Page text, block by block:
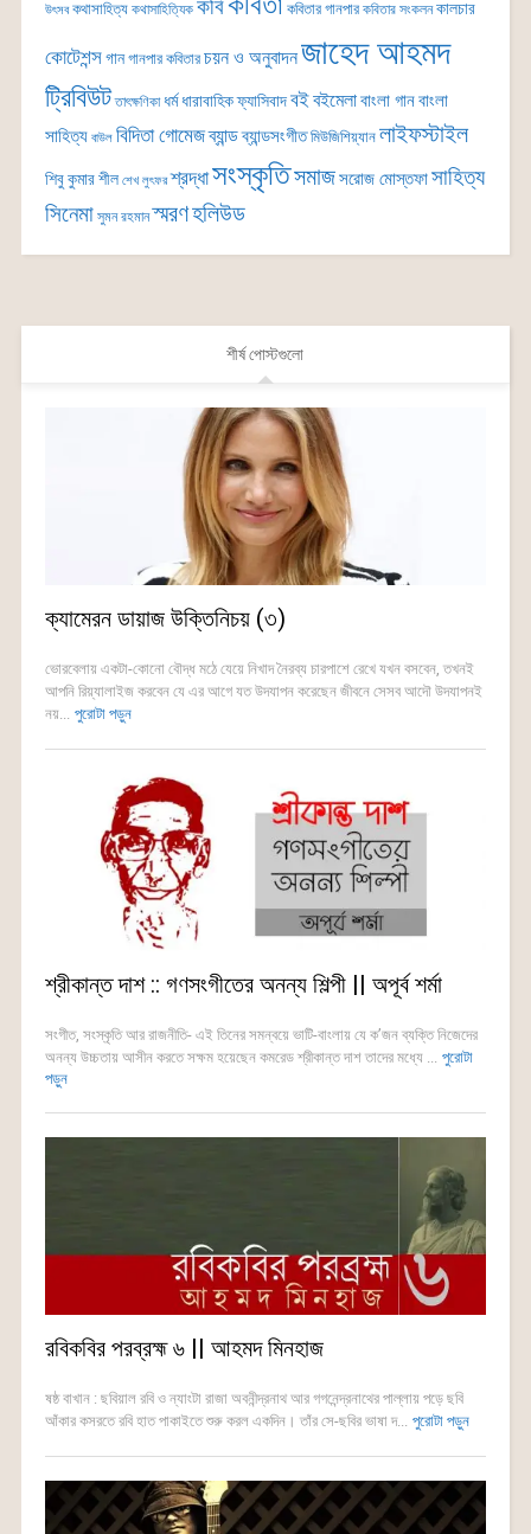
উৎসব কথাসাহিত্য কথাসাহিত্যিক কবি কবিতার গানপার কবিতার সংকলন কালচার
কোটেশন্সগান গানপার কবিতার চয়ন ও অনুবাদনজাহেদ আহমদ
ট্রিবিউট তাৎক্ষণিকা ধর্ম ধারাবাহিকফ্যাসিবাদবইবইমেলাবাংলা গানবাংলা
সাহিত্য বাউল বিদিতা গোমেজব্যান্ডব্যান্ডসংগীত মিউজিশিয়্যান লাইফস্টাইল
শিবু কুমার শীল শেখ লুৎফর শ্রদ্ধাসংস্কৃতিসমাজসরোজ মোস্তফাসাহিত্য
সিনেমা সুমন রহমান স্মরণহলিউড
শীর্ষ পোস্টগুলো
ক্যামেরন ডায়াজ উক্তিনিচয় (৩)
ভোরবেলায় একটা-কোনো বৌদ্ধ মঠে যেয়ে নিখাদ নৈরব্য চারপাশে রেখে যখন বসবেন, তখনই
আপনি রিয়্যালাইজ করবেন যে এর আগে যত উদযাপন করেছেন জীবনে সেসব আদৌ উদযাপনই
নয়... পুরোটা পড়ুন
শ্রীকান্ত দাশ :: গণসংগীতের অনন্য শিল্পী || অপূর্ব শর্মা
সংগীত, সংস্কৃতি আর রাজনীতি- এই তিনের সমন্বয়ে ভাটি-বাংলায় যে ক’জন ব্যক্তি নিজেদের
অনন্য উচ্চতায় আসীন করতে সক্ষম হয়েছেন কমরেড শ্রীকান্ত দাশ তাদের মধ্যে ... পুরোটা
পড়ুন
রবিকবির পরব্রহ্ম ৬ || আহমদ মিনহাজ
ষষ্ঠ বাখান : ছবিয়াল রবি ও ন্যাংটা রাজা অবনীন্দ্রনাথ আর গগনেন্দ্রনাথের পাল্লায় পড়ে ছবি
আঁকার কসরতে রবি হাত পাকাইতে শুরু করল একদিন। তাঁর সে-ছবির ভাষা দ... পুরোটা পড়ুন